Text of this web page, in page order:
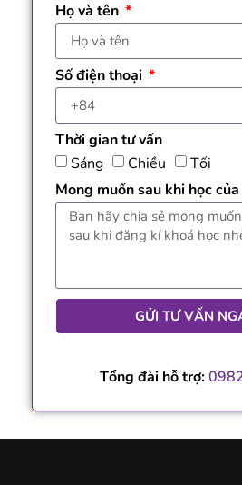
Họ và tên
Số điện thoại
Thời gian tư vấn
Sáng
Chiều
Tối
Mong muốn sau khi học
GỬI TƯ VẤN
Tổng đài hỗ trợ: